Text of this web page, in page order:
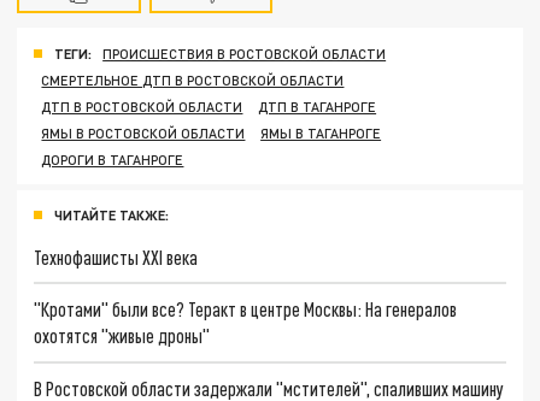
ТЕГИ:
ПРОИСШЕСТВИЯ В РОСТОВСКОЙ ОБЛАСТИ
СМЕРТЕЛЬНОЕ ДТП В РОСТОВСКОЙ ОБЛАСТИ
ДТП В РОСТОВСКОЙ ОБЛАСТИ
ДТП В ТАГАНРОГЕ
ЯМЫ В РОСТОВСКОЙ ОБЛАСТИ
ЯМЫ В ТАГАНРОГЕ
ДОРОГИ В ТАГАНРОГЕ
ЧИТАЙТЕ ТАКЖЕ:
Технофашисты XXI века
"Кротами" были все? Теракт в центре Москвы: На генералов
охотятся "живые дроны"
В Ростовской области задержали "мстителей", спаливших машину